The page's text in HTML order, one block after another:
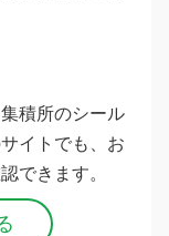
積所のシール
イトでも、お
できます。